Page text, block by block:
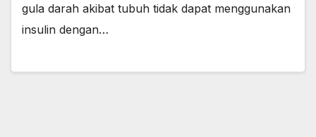
gula darah akibat tubuh tidak dapat menggunakan
insulin dengan…